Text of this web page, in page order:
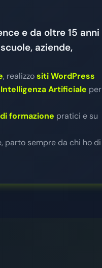
e da oltre 15 anni
aziende,
, realizzositi WordPress
Artificiale per
formazione pratici e su
parto sempre da chi ho di